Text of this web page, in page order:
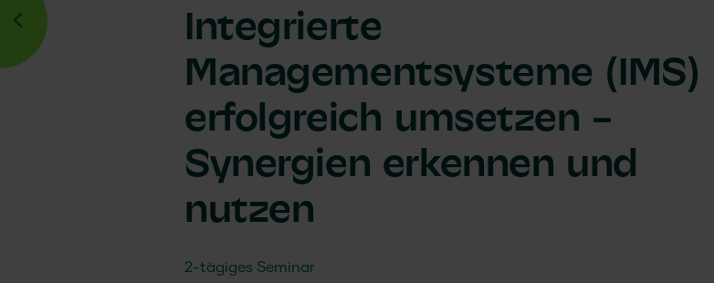
Integrierte
Managementsysteme (IMS)
erfolgreich umsetzen –
Synergien erkennen und
nutzen
2-tägiges Seminar